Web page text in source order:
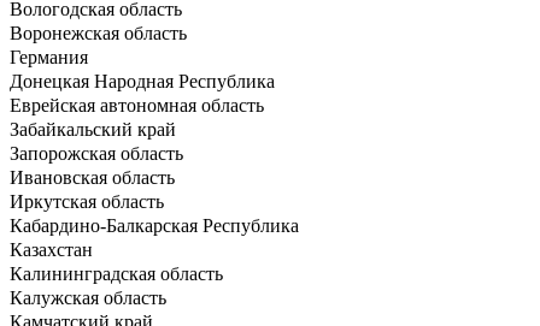
Вологодская область
Воронежская область
Германия
Донецкая Народная Республика
Еврейская автономная область
Забайкальский край
Запорожская область
Ивановская область
Иркутская область
Кабардино-Балкарская Республика
Казахстан
Калининградская область
Калужская область